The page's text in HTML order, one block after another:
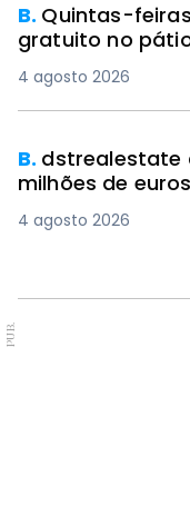
B. Quintas-
gratuito no
4 agosto 2026
B. dstrealestate
milhões de
4 agosto 2026
PUB.